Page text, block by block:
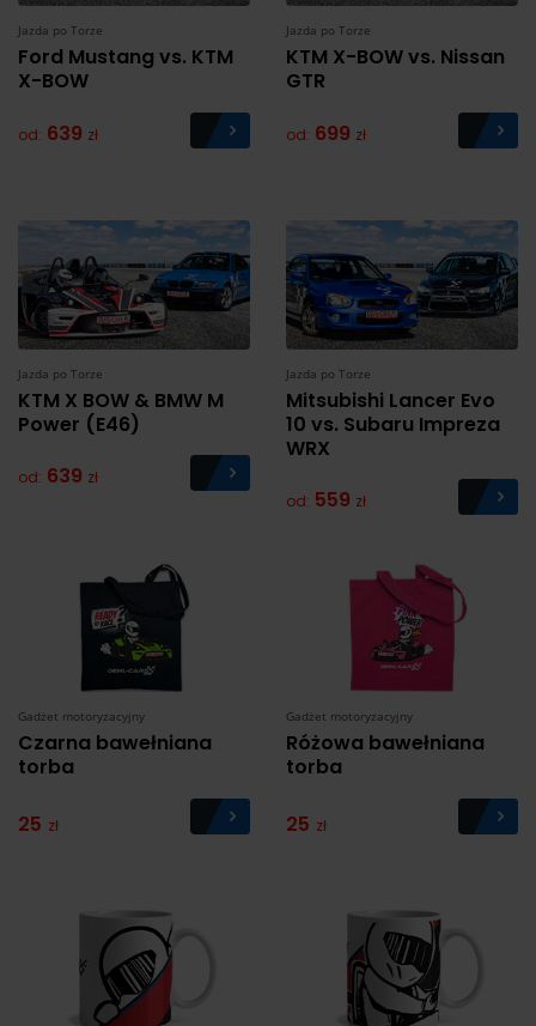
Jazda po Torze
Ford Mustang vs. KTM
X-BOW
od: 639 zł
Jazda po Torze
KTM X-BOW vs. Nissan
GTR
od: 699 zł
Jazda po Torze
KTM X BOW & BMW M
Power (E46)
od: 639 zł
Jazda po Torze
Mitsubishi Lancer Evo
10 vs. Subaru Impreza
WRX
od: 559 zł
Gadżet motoryzacyjny
Czarna bawełniana
torba
25 zł
Gadżet motoryzacyjny
Różowa bawełniana
torba
25 zł